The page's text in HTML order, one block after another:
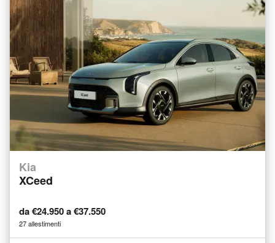
Kia
XCeed
da €24.950 a €37.550
27 allestimenti